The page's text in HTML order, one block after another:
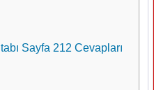
Sayfa 212 Cevapları